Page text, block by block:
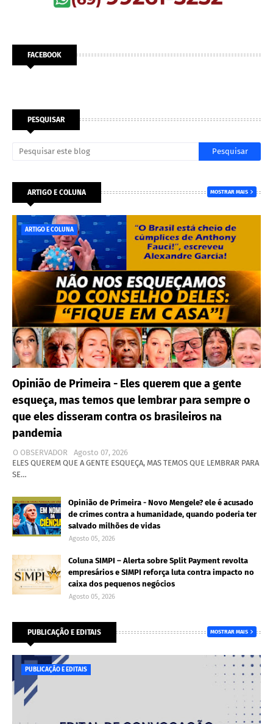
FACEBOOK
PESQUISAR
ARTIGO E COLUNA MOSTRAR MAIS
ARTIGO E COLUNA
Opinião de Primeira - Eles querem que a gente
esqueça, mas temos que lembrar para sempre o
que eles disseram contra os brasileiros na
pandemia
O OBSERVADOR
Agosto 07, 2026
ELES QUEREM QUE A GENTE ESQUEÇA, MAS TEMOS QUE LEMBRAR PARA
SE…
Opinião de Primeira - Novo Mengele? ele é acusado
de crimes contra a humanidade, quando poderia ter
salvado milhões de vidas
Agosto 05, 2026
Coluna SIMPI – Alerta sobre Split Payment revolta
empresários e SIMPI reforça luta contra impacto no
caixa dos pequenos negócios
Agosto 05, 2026
PUBLICAÇÃO E EDITAIS MOSTRAR MAIS
PUBLICAÇÃO E EDITAIS